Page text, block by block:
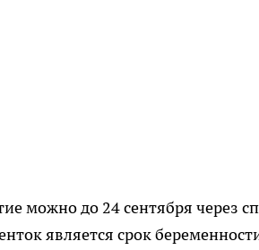
можно до 24 сентября через
является срок